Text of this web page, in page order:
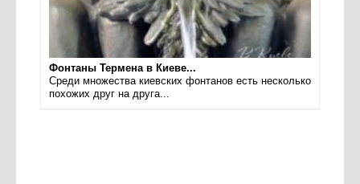
Фонтаны Термена в Киеве...
Среди множества киевских фонтанов есть несколько
похожих друг на друга...